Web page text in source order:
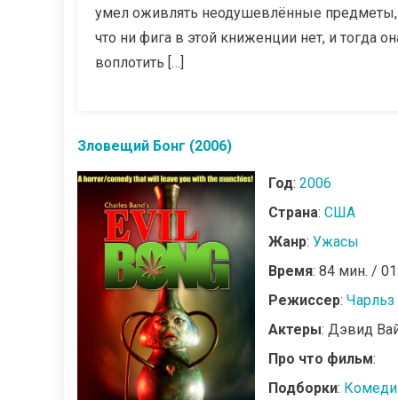
умел оживлять неодушевлённые предметы,
что ни фига в этой книженции нет, и тогда
воплотить […]
Зловещий Бонг (2006)
Год: 2006
Страна: США
Жанр: Ужасы
Время: 84 мин. /
Режиссер:
Актеры: Дэвид
Про что фильм:
Подборки: